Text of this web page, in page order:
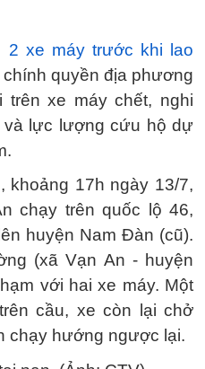
2 xe máy trước khi lao
chính quyền địa phương
xe máy chết, nghi
và lực lượng cứu hộ dự
khoảng 17h ngày 13/7,
chạy trên quốc lộ 46,
huyện Nam Đàn (cũ).
(xã Vạn An - huyện
với hai xe máy. Một
cầu, xe còn lại chở
chạy hướng ngược lại.